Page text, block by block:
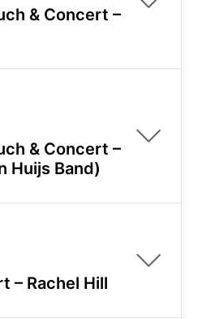
& Concert –
& Concert –
Huijs Band)
– Rachel Hill